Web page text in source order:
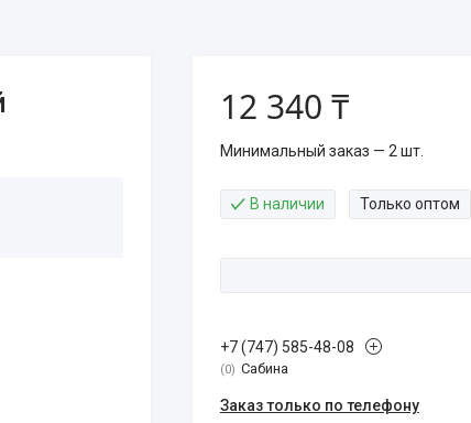
12 340 ₸
Минимальный заказ — 2 шт.
В наличии Только оптом
+7 (747) 585-48-08
0 Сабина
Заказ только по телефону